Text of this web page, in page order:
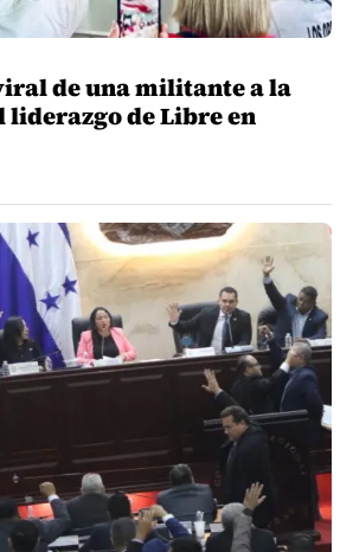
de una militante a la
de Libre en